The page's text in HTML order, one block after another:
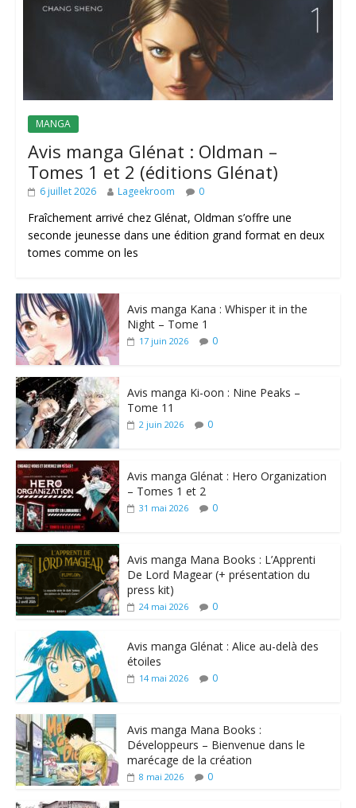
MANGA
Avis manga Glénat : Oldman –
Tomes 1 et 2 (éditions Glénat)
6 juillet 2026 Lageekroom 0
Fraîchement arrivé chez Glénat, Oldman s’offre une
seconde jeunesse dans une édition grand format en deux
tomes comme on les
Avis manga Kana : Whisper it in the
Night – Tome 1
17 juin 2026 0
Avis manga Ki-oon : Nine Peaks –
Tome 11
2 juin 2026 0
Avis manga Glénat : Hero Organization
– Tomes 1 et 2
31 mai 2026 0
Avis manga Mana Books : L’Apprenti
De Lord Magear (+ présentation du
press kit)
24 mai 2026 0
Avis manga Glénat : Alice au-delà des
étoiles
14 mai 2026 0
Avis manga Mana Books :
Développeurs – Bienvenue dans le
marécage de la création
8 mai 2026 0